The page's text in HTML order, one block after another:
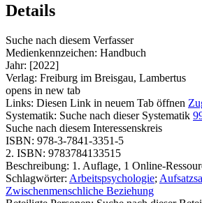
Details
Suche nach diesem Verfasser
Medienkennzeichen: Handbuch
Jahr: [2022]
Verlag: Freiburg im Breisgau, Lambertus
opens in new tab
Links: Diesen Link in neuem Tab öffnen
Systematik: Suche nach dieser Systematik
Suche nach diesem Interessenskreis
ISBN: 978-3-7841-3351-5
2. ISBN: 9783784133515
Beschreibung: 1. Auflage, 1 Online-
Schlagwörter: Arbeitspsychologie;
Zwischenmenschliche Beziehung